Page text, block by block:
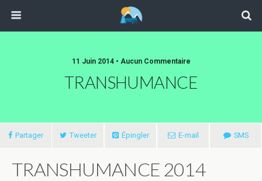
11 Juin 2014 • Aucun Commentaire
TRANSHUMANCE
Partager Tweeter Épingler E-mail SMS
TRANSHUMANCE 2014